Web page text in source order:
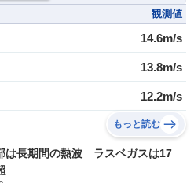
観測値
14.6m/s
13.8m/s
12.2m/s
もっと読む
は長期間の熱波 ラスベガスは17